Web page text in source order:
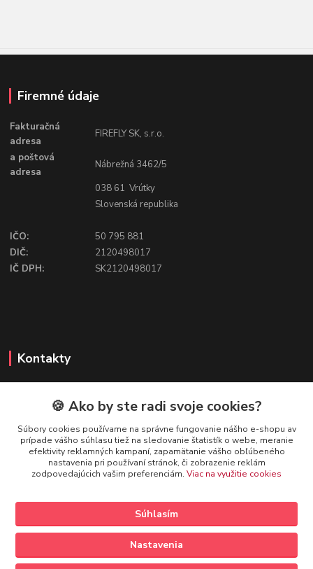
Firemné údaje
Fakturačná
adresa
FIREFLY SK, s.r.o.
a poštová
adresa
Nábrežná 3462/5
038 61 Vrútky
Slovenská republika
IČO:
50 795 881
DIČ:
2120498017
IČ DPH:
SK2120498017
Kontakty
FIREFLY SHOP
Mgr. Ivana Kirschnerová
+421 918 763 777
🍪 Ako by ste radi svoje cookies?
Súbory cookies používame na správne fungovanie nášho e-shopu av
prípade vášho súhlasu tiež na sledovanie štatistík o webe, meranie
efektivity reklamných kampaní, zapamätanie vášho obľúbeného
nastavenia pri používaní stránok, či zobrazenie reklám
zodpovedajúcich vašim preferenciám. Viac na využitie cookies
Nastavenia
Súhlasím